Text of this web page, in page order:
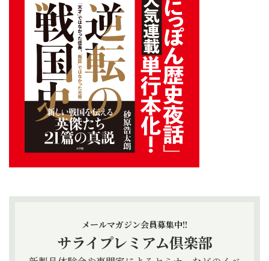
メールマガジン会員募集中!!
サライプレミアム倶楽部